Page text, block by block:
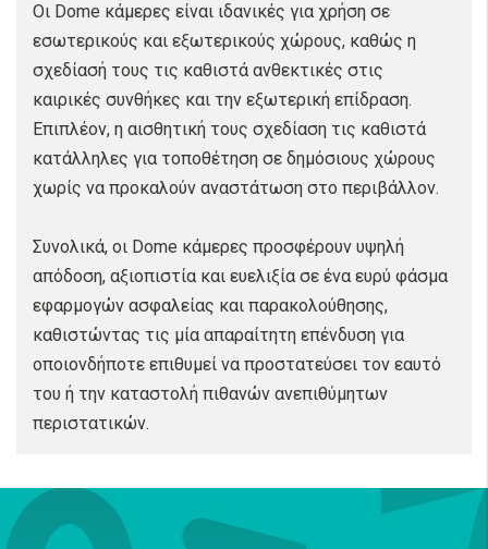
Οι Dome κάμερες είναι ιδανικές για χρήση σε
εσωτερικούς και εξωτερικούς χώρους, καθώς η
σχεδίασή τους τις καθιστά ανθεκτικές στις
καιρικές συνθήκες και την εξωτερική επίδραση.
Επιπλέον, η αισθητική τους σχεδίαση τις καθιστά
κατάλληλες για τοποθέτηση σε δημόσιους χώρους
χωρίς να προκαλούν αναστάτωση στο περιβάλλον.
Συνολικά, οι Dome κάμερες προσφέρουν υψηλή
απόδοση, αξιοπιστία και ευελιξία σε ένα ευρύ φάσμα
εφαρμογών ασφαλείας και παρακολούθησης,
καθιστώντας τις μία απαραίτητη επένδυση για
οποιονδήποτε επιθυμεί να προστατεύσει τον εαυτό
του ή την καταστολή πιθανών ανεπιθύμητων
περιστατικών.